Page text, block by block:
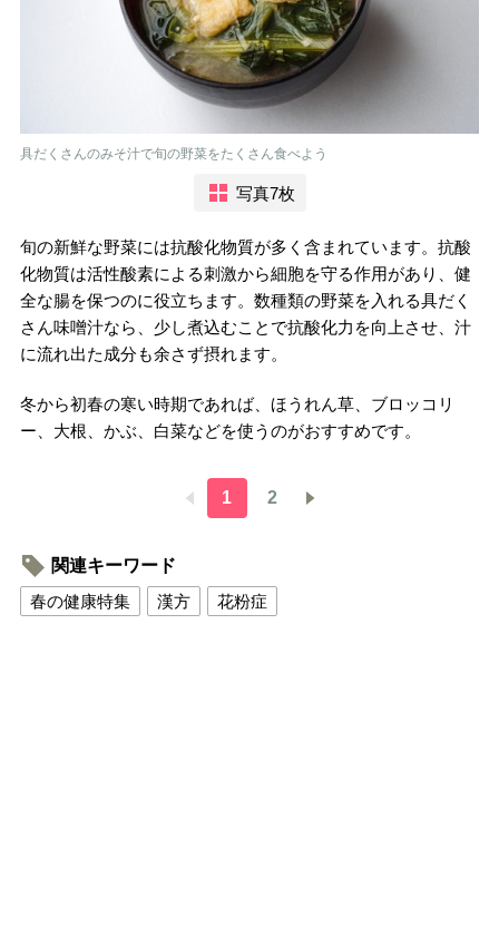
具だくさんのみそ汁で旬の野菜をたくさん食べよう
写真7枚
旬の新鮮な野菜には抗酸化物質が多く含まれています。抗酸
化物質は活性酸素による刺激から細胞を守る作用があり、健
全な腸を保つのに役立ちます。数種類の野菜を入れる具だく
さん味噌汁なら、少し煮込むことで抗酸化力を向上させ、汁
に流れ出た成分も余さず摂れます。
冬から初春の寒い時期であれば、ほうれん草、ブロッコリ
ー、大根、かぶ、白菜などを使うのがおすすめです。
1 2
関連キーワード
春の健康特集
漢方 花粉症